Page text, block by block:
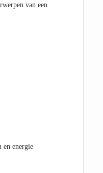
van een
en energie